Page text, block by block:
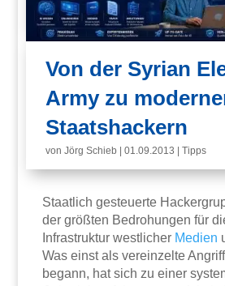
Von der Syrian
Army zu
Staatshackern
vonJörg Schieb |01.09.2013 |Tipps
Staatlich gesteuerte
der größten Bedrohungen für
Infrastruktur westlicher Medien
Was einst als vereinzelte
begann, hat sich zu einer